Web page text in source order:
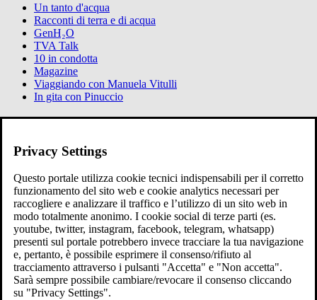
Un tanto d'acqua
Racconti di terra e di acqua
GenH₂O
TVA Talk
10 in condotta
Magazine
Viaggiando con Manuela Vitulli
In gita con Pinuccio
Ci raccontiamo
Privacy Settings
Questo portale utilizza cookie tecnici indispensabili per il corretto
funzionamento del sito web e cookie analytics necessari per
raccogliere e analizzare il traffico e l’utilizzo di un sito web in
modo totalmente anonimo. I cookie social di terze parti (es.
youtube, twitter, instagram, facebook, telegram, whatsapp)
presenti sul portale potrebbero invece tracciare la tua navigazione
e, pertanto, è possibile esprimere il consenso/rifiuto al
tracciamento attraverso i pulsanti "Accetta" e "Non accetta".
Sarà sempre possibile cambiare/revocare il consenso cliccando
su "Privacy Settings".